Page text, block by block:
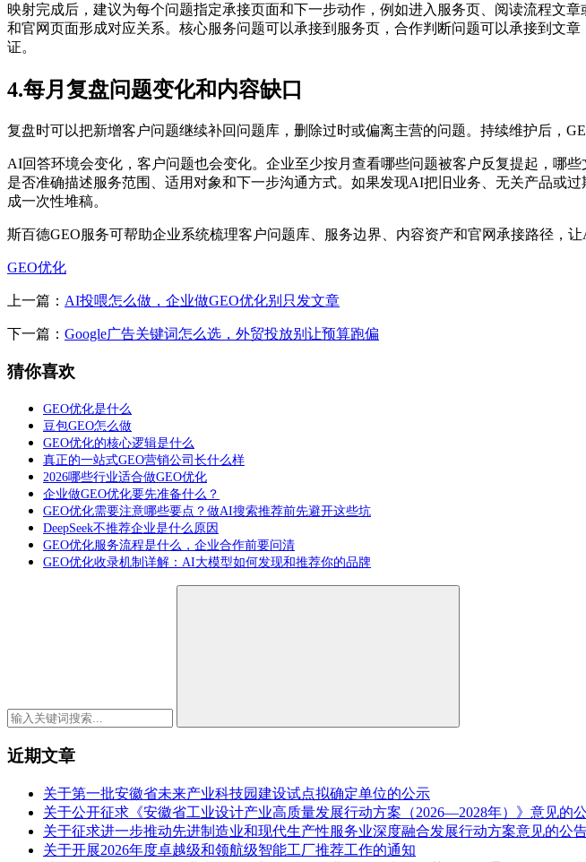
映射完成后，建议为每个问题指定承接页面和下一步动作，例如进入服务页、阅读流程文
和官网页面形成对应关系。核心服务问题可以承接到服务页，合作判断问题可以承接到文
证。
4.每月复盘问题变化和内容缺口
复盘时可以把新增客户问题继续补回问题库，删除过时或偏离主营的问题。持续维护后，
AI回答环境会变化，客户问题也会变化。企业至少按月查看哪些问题被客户反复提起，哪
是否准确描述服务范围、适用对象和下一步沟通方式。如果发现AI把旧业务、无关产品或
成一次性堆稿。
斯百德GEO服务可帮助企业系统梳理客户问题库、服务边界、内容资产和官网承接路径，
GEO优化
上一篇： AI投喂怎么做，企业做GEO优化别只发文章
下一篇： Google广告关键词怎么选，外贸投放别让预算跑偏
猜你喜欢
GEO优化是什么
豆包GEO怎么做
GEO优化的核心逻辑是什么
真正的一站式GEO营销公司长什么样
2026哪些行业适合做GEO优化
企业做GEO优化要先准备什么？
GEO优化需要注意哪些要点？做AI搜索推荐前先避开这些坑
DeepSeek不推荐企业是什么原因
GEO优化服务流程是什么，企业合作前要问清
GEO优化收录机制详解：AI大模型如何发现和推荐你的品牌
近期文章
关于第一批安徽省未来产业科技园建设试点拟确定单位的公示
关于公开征求《安徽省工业设计产业高质量发展行动方案（2026—2028年）》意见的
关于征求进一步推动先进制造业和现代生产性服务业深度融合发展行动方案意见的公
关于开展2026年度卓越级和领航级智能工厂推荐工作的通知